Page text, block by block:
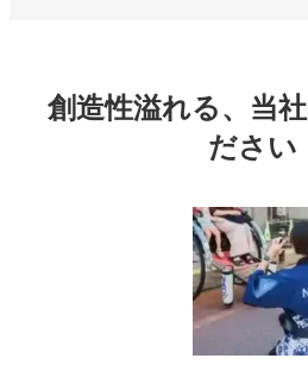
創造性溢れる、当
ださい